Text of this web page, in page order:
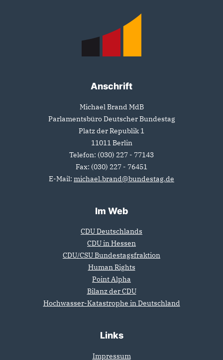
Anschrift
Michael Brand MdB
Parlamentsbüro Deutscher Bundestag
Platz der Republik 1
11011 Berlin
Telefon: (030) 227 - 77143
Fax: (030) 227 - 76451
E-Mail: michael.brand@bundestag.de
Im Web
CDU Deutschlands
CDU in Hessen
CDU/CSU Bundestagsfraktion
Human Rights
Point Alpha
Bilanz der CDU
Hochwasser-Katastrophe in Deutschland
Links
Impressum